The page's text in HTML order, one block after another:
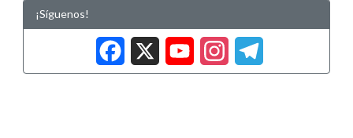
¡Síguenos!
Facebook
X